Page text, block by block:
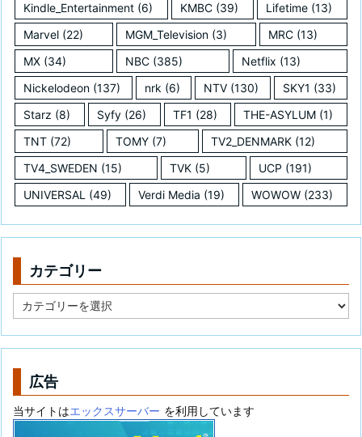
Kindle_Entertainment (6) KMBC (39) Lifetime (13)
Marvel (22) MGM_Television(3) MRC (13)
MX (34) NBC (385) Netflix (13)
Nickelodeon (137) nrk (6) NTV (130) SKY1 (33)
Starz (8) Syfy(26) TF1 (28) THE-ASYLUM (1)
TNT (72) TOMY (7) TV2_DENMARK (12)
TV4_SWEDEN (15) TVK (5) UCP (191)
UNIVERSAL (49) Verdi Media (19) WOWOW (233)
カテゴリー
テ
リ
広告
当サイトはエックスサーバー を利用しています